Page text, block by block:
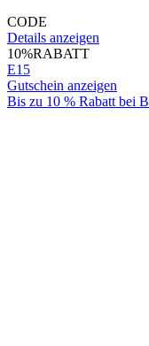
CODE
Details anzeigen
10%RABATT
E15
Gutschein anzeigen
Bis zu 10 % Rabatt bei